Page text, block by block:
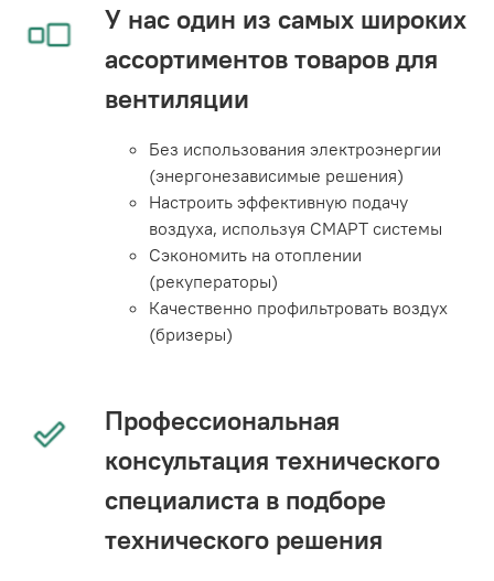
У нас один из самых широких
ассортиментов товаров для
вентиляции
Без использования электроэнергии
(энергонезависимые решения)
Настроить эффективную подачу
воздуха, используя СМАРТ системы
Сэкономить на отоплении
(рекуператоры)
Качественно профильтровать воздух
(бризеры)
Профессиональная
консультация технического
специалиста в подборе
технического решения